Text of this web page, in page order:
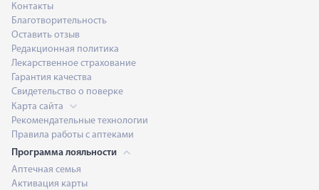
Контакты
Благотворительность
Оставить отзыв
Редакционная политика
Лекарственное страхование
Гарантия качества
Свидетельство о поверке
Карта сайта
Рекомендательные технологии
Правила работы с аптеками
Программа лояльности
Аптечная семья
Активация карты